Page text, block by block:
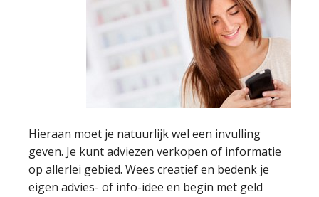
Hieraan moet je natuurlijk wel een invulling
geven. Je kunt adviezen verkopen of informatie
op allerlei gebied. Wees creatief en bedenk je
eigen advies- of info-idee en begin met geld